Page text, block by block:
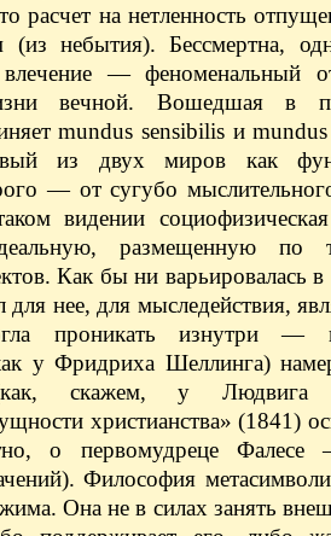
расчет на нетленность
небытия). Бессмертна,
— феноменальный
вечной. Вошедшая в
mundus sensibilis и
из двух миров как
— от сугубо
видении социофизическая
размещенную по
Как бы ни варьировалась
нее, для мыследействия,
проникать изнутри —
у Фридриха Шеллинга)
(как, скажем, у Людвига
христианства» (1841)
о первомудреце
Философия
Она не в силах занять